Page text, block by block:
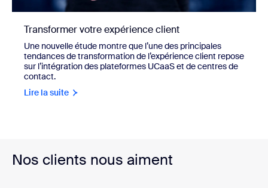
Transformer votre expérience client
Une nouvelle étude montre que l’une des principales
tendances de transformation de l’expérience client repose
sur l’intégration des plateformes UCaaS et de centres de
contact.
Lire la suite
Nos clients nous aiment